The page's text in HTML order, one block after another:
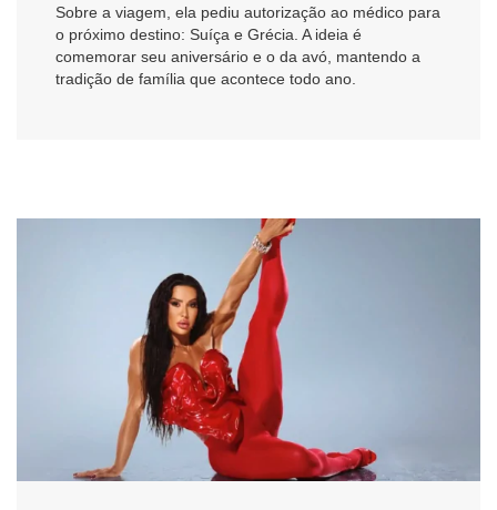
Sobre a viagem, ela pediu autorização ao médico para
o próximo destino: Suíça e Grécia. A ideia é
comemorar seu aniversário e o da avó, mantendo a
tradição de família que acontece todo ano.